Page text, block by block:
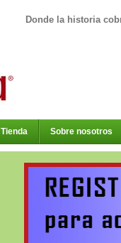
Donde la historia
Tienda Sobre nosotros